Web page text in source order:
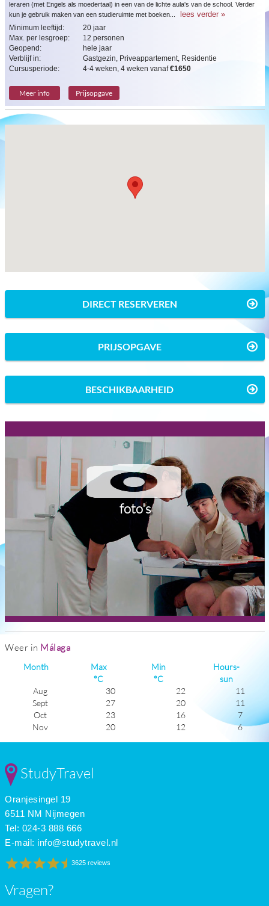
leraren (met Engels als moedertaal) in een van de lichte aula's van de school. Verder
kun je gebruik maken van een studieruimte met boeken...
lees verder »
Minimum leeftijd:
20 jaar
Max. per lesgroep:
12 personen
Geopend:
hele jaar
Verblijf in:
Gastgezin, Priveappartement, Residentie
Cursusperiode:
4-4 weken, 4 weken vanaf€1650
Meer info Prijsopgave
DIRECT RESERVEREN
PRIJSOPGAVE
BESCHIKBAARHEID
foto's
Weer in Málaga
Month
Max
°C
Min
°C
Hours-
sun
Aug
30 22
11
Sept
27 20
11
Oct
23 16
7
Nov
20 12
6
Mar
May
June
July
StudyTravel
Oranjesingel 19
6511 NM Nijmegen
Tel: 024-3 888 666
E-mail: info@studytravel.nl
3625 reviews
Vragen?